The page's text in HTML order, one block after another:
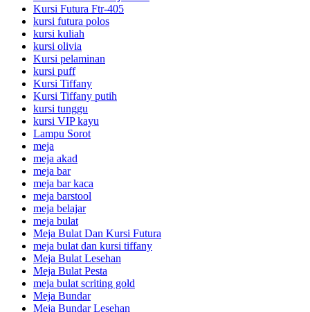
Kursi Futura Ftr-405
kursi futura polos
kursi kuliah
kursi olivia
Kursi pelaminan
kursi puff
Kursi Tiffany
Kursi Tiffany putih
kursi tunggu
kursi VIP kayu
Lampu Sorot
meja
meja akad
meja bar
meja bar kaca
meja barstool
meja belajar
meja bulat
Meja Bulat Dan Kursi Futura
meja bulat dan kursi tiffany
Meja Bulat Lesehan
Meja Bulat Pesta
meja bulat scriting gold
Meja Bundar
Meja Bundar Lesehan